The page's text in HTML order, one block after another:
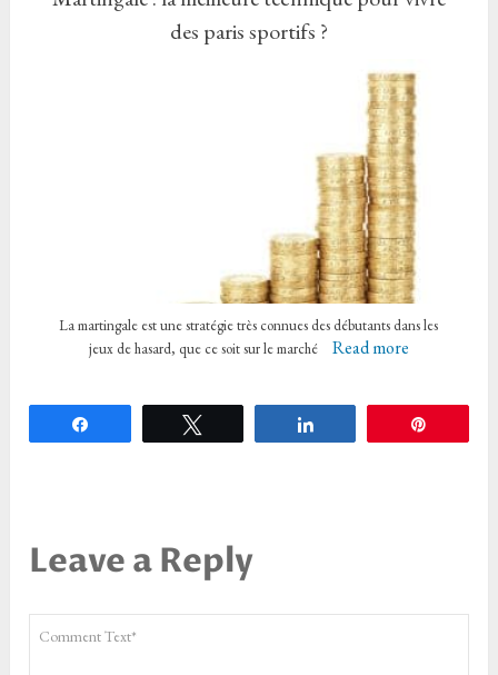
des paris sportifs ?
La martingale est une stratégie très connues des débutants dans les
jeux de hasard, que ce soit sur le marché
Read more
Leave a Reply